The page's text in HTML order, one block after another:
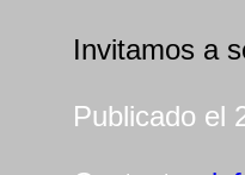
Invitamos a
Publicado el